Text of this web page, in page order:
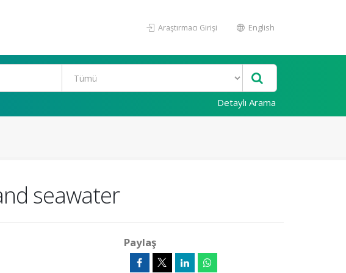
Araştırmacı Girişi English
Detaylı Arama
seawater
Paylaş